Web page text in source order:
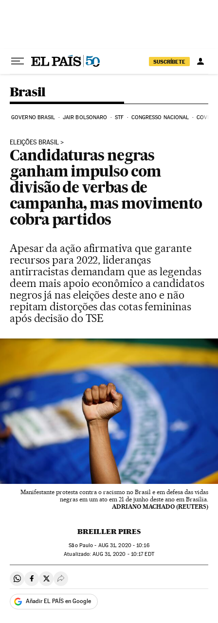
SUSCRÍBETE
Brasil
GOVERNO BRASIL JAIR BOLSONARO STF CONGRESSO NACIONAL COVID-
ELEIÇÕES BRASIL
Candidaturas negras
ganham impulso com
divisão de verbas de
campanha, mas movimento
cobra partidos
Apesar da ação afirmativa que garante
recursos para 2022, lideranças
antirracistas demandam que as legendas
deem mais apoio econômico a candidatos
negros já nas eleições deste ano e não
repitam distorções das cotas femininas
após decisão do TSE
Manifestante protesta contra o racismo no Brasil e em defesa das vidas
negras em um ato em 21 de junho deste ano em Brasília.
ADRIANO MACHADO (REUTERS)
BREILLER PIRES
São Paulo - AUG31, 2020 - 10:16
atualizado: AUG31, 2020 - 10:17EDT
Compartir en Whatsapp
Compartir en Facebook
Compartir en Twitter
Desplegar Redes Sociales
Añadir EL PAÍS en Google